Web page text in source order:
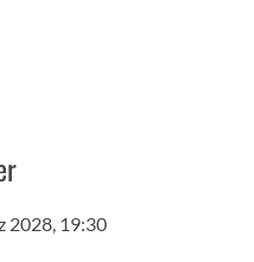
2028, 19:30